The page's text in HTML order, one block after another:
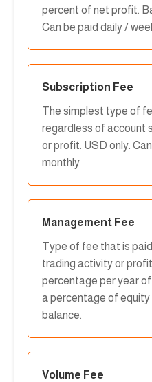
percent of net profit.
Can be paid daily /
Subscription Fee
The simplest type of
regardless of account
or profit. USD only.
monthly
Management Fee
Type of fee that is
trading activity or
percentage per year
a percentage of
balance.
Volume Fee